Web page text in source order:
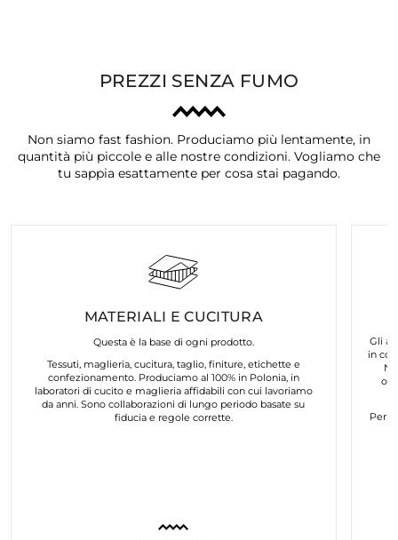
PREZZI SENZA FUMO
Non siamo fast fashion. Produciamo più lentamente, in
quantità più piccole e alle nostre condizioni. Vogliamo che
tu sappia esattamente per cosa stai pagando.
MATERIALI E CUCITURA
Questa è la base di ogni prodotto.
Tessuti, maglieria, cucitura, taglio, finiture, etichette e
confezionamento. Produciamo al 100% in Polonia, in
laboratori di cucito e maglieria affidabili con cui lavoriamo
da anni. Sono collaborazioni di lungo periodo basate su
fiducia e regole corrette.
Gli
in
Per